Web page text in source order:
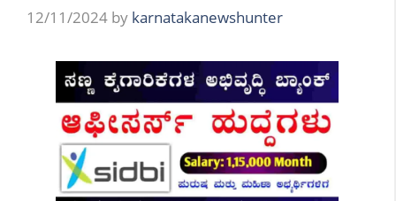
12/11/2024 by karnatakanewshunter